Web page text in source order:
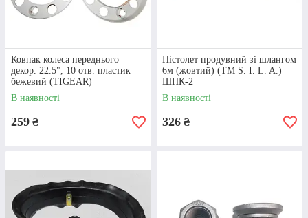
Ковпак колеса переднього
декор. 22.5", 10 отв. пластик
бежевий (TIGEAR)
01.1121.1832
В наявності
259 ₴
Пістолет продувний зі шлангом
6м (жовтий) (ТМ S. I. L. A.)
ШПК-2
В наявності
326 ₴